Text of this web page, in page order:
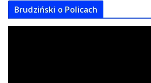
Brudziński o Policach